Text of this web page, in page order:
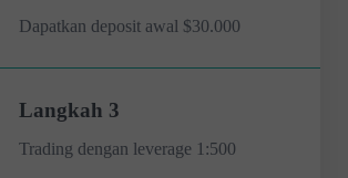
Dapatkan deposit awal $30.000
Langkah 3
Trading dengan leverage 1:500